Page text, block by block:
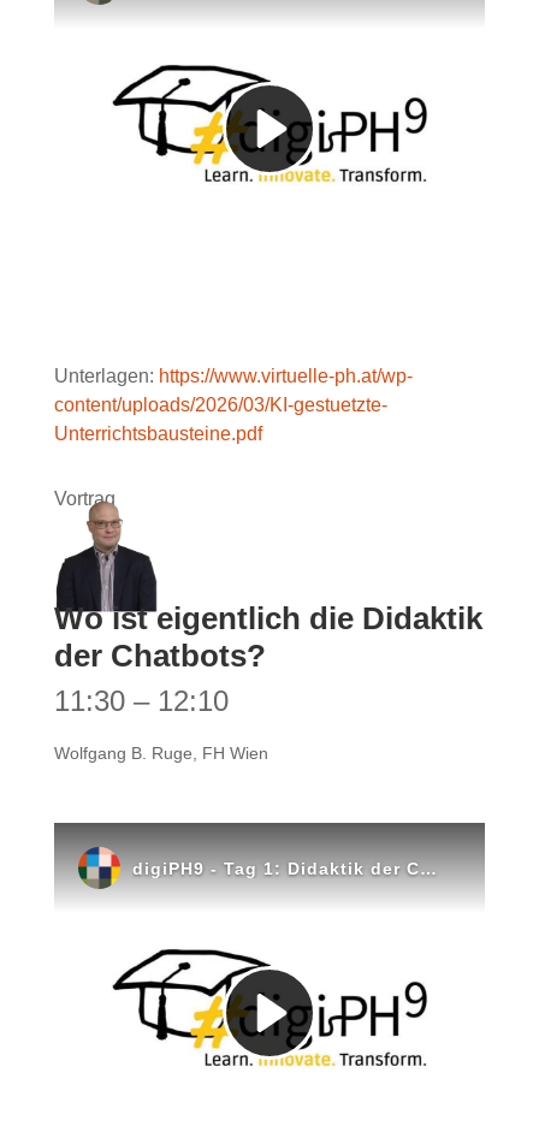
Unterlagen: https://www.virtuelle-ph.at/wp-
content/uploads/2026/03/KI-gestuetzte-
Unterrichtsbausteine.pdf
Vortrag
Wo ist eigentlich die Didaktik
der Chatbots?
11:30 – 12:10
Wolfgang B. Ruge, FH Wien